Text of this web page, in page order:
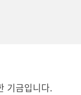
기금입니다.